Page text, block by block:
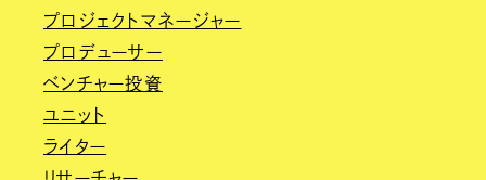
プロジェクトマネージャー
プロデューサー
ベンチャー投資
ユニット
ライター